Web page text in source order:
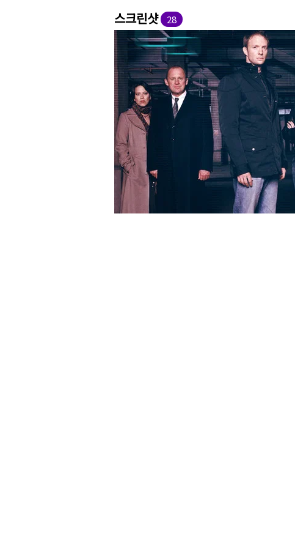
스크린샷 28